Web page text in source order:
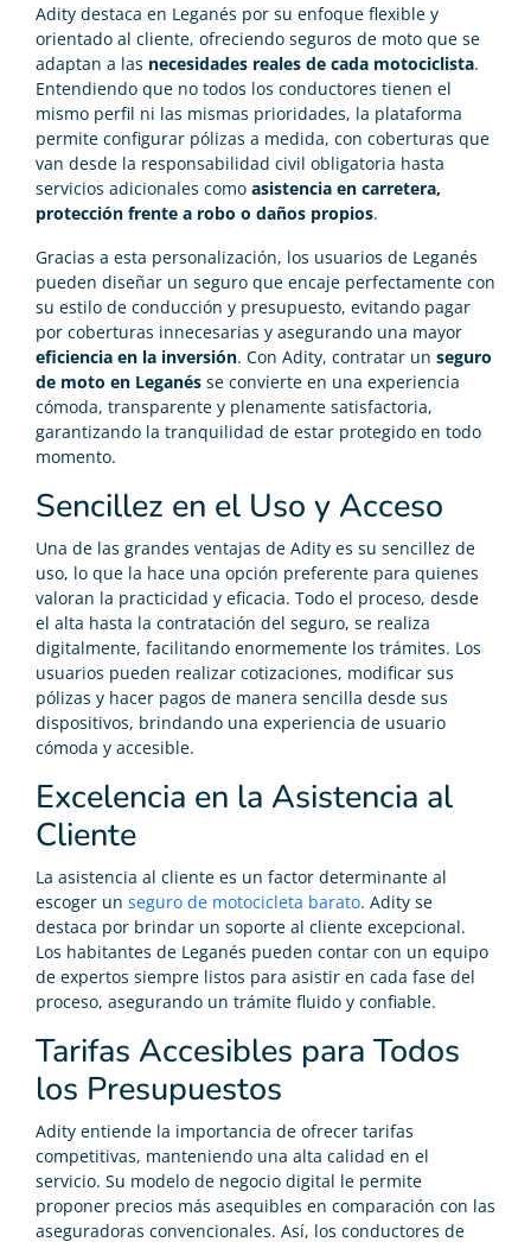
Adity destaca en Leganés por su enfoque flexible y
orientado al cliente, ofreciendo seguros de moto que se
adaptan a las necesidades reales de cada motociclista.
Entendiendo que no todos los conductores tienen el
mismo perfil ni las mismas prioridades, la plataforma
permite configurar pólizas a medida, con coberturas que
van desde la responsabilidad civil obligatoria hasta
servicios adicionales como asistencia en carretera,
protección frente a robo o daños propios.
Gracias a esta personalización, los usuarios de Leganés
pueden diseñar un seguro que encaje perfectamente con
su estilo de conducción y presupuesto, evitando pagar
por coberturas innecesarias y asegurando una mayor
eficiencia en la inversión. Con Adity, contratar un seguro
de moto en Leganés se convierte en una experiencia
cómoda, transparente y plenamente satisfactoria,
garantizando la tranquilidad de estar protegido en todo
momento.
Sencillez en el Uso y Acceso
Una de las grandes ventajas de Adity es su sencillez de
uso, lo que la hace una opción preferente para quienes
valoran la practicidad y eficacia. Todo el proceso, desde
el alta hasta la contratación del seguro, se realiza
digitalmente, facilitando enormemente los trámites. Los
usuarios pueden realizar cotizaciones, modificar sus
pólizas y hacer pagos de manera sencilla desde sus
dispositivos, brindando una experiencia de usuario
cómoda y accesible.
Excelencia en la Asistencia al
Cliente
La asistencia al cliente es un factor determinante al
escoger un seguro de motocicleta barato. Adity se
destaca por brindar un soporte al cliente excepcional.
Los habitantes de Leganés pueden contar con un equipo
de expertos siempre listos para asistir en cada fase del
proceso, asegurando un trámite fluido y confiable.
Tarifas Accesibles para Todos
los Presupuestos
Adity entiende la importancia de ofrecer tarifas
competitivas, manteniendo una alta calidad en el
servicio. Su modelo de negocio digital le permite
proponer precios más asequibles en comparación con las
aseguradoras convencionales. Así, los conductores de